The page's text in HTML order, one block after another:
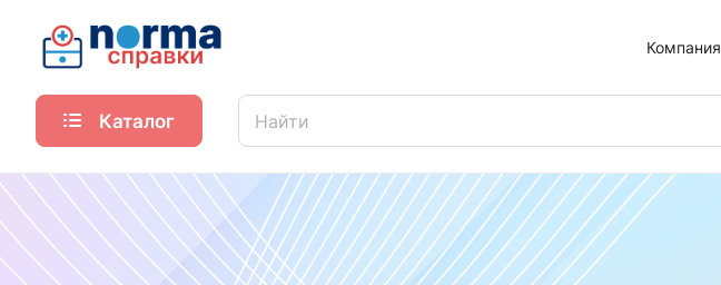
Компания
Каталог